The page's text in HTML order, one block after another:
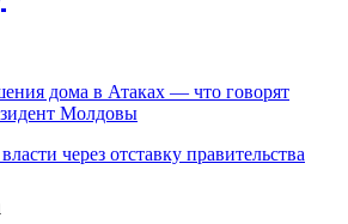
дома в Атаках — что говорят
Молдовы
через отставку правительства